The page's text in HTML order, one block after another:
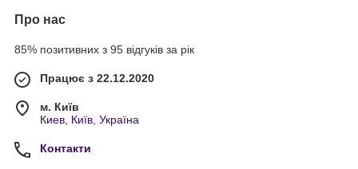
Про нас
85% позитивних з 95 відгуків за рік
Працює з 22.12.2020
м. Київ
Киев, Київ, Україна
Контакти